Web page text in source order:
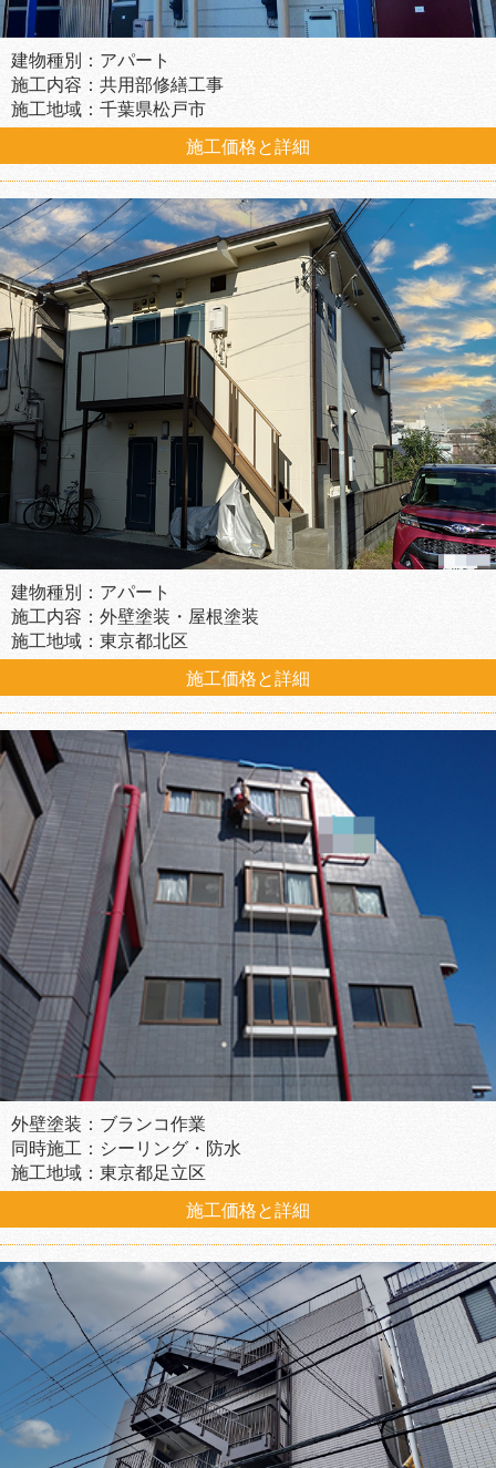
建物種別：アパート
施工内容：共用部修繕工事
施工地域：千葉県松戸市
施工価格と詳細
建物種別：アパート
施工内容：外壁塗装・屋根塗装
施工地域：東京都北区
施工価格と詳細
外壁塗装：ブランコ作業
同時施工：シーリング・防水
施工地域：東京都足立区
施工価格と詳細